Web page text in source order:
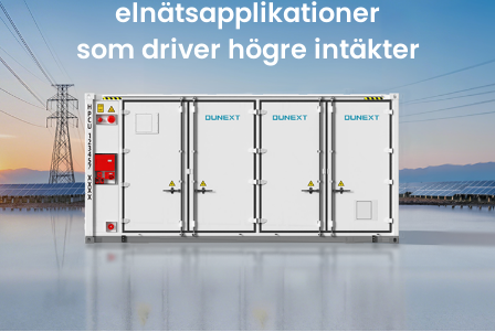
elnätsapplikationer
som driver högre intäkter